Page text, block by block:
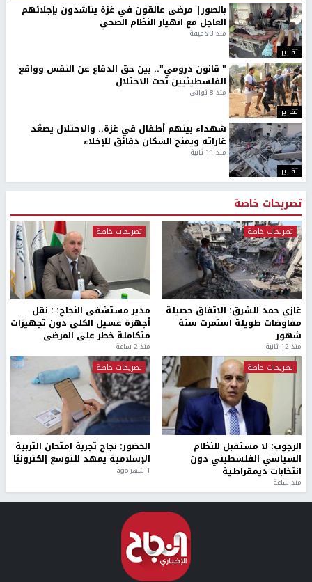
تقارير
بالصور| مرضى عالقون في غزة يناشدون بإجلائهم
العاجل مع انهيار النظام الصحي
منذ 3 دقيقة
تقارير
" قانون درومي".. بين حق الدفاع عن النفس وواقع
الفلسطينيين تحت الاحتلال
منذ 8 ثواني
تقارير
شهداء بينهم أطفال في غزة.. والاحتلال يصعّد
غاراته ويمنح السكان دقائق للإخلاء
منذ 11 ثانية
تصريحات خاصة
تصريحات خاصة
غازي حمد للشرق: الاتفاق حصيلة
مفاوضات طويلة استمرت ستة
شهور
منذ 12 ثانية
تصريحات خاصة
مدير مستشفى النجاح: : نقل
أجهزة غسيل الكلى دون تجهيزات
متكاملة خطر على المرضى
منذ 2 ساعة
تصريحات خاصة
الرجوب: لا مستقبل للنظام
السياسي الفلسطيني دون
انتخابات ديمقراطية
منذ ساعة
تصريحات خاصة
الخضور: نجاح تجربة امتحان التربية
الإسلامية يمهد للتوسع إلكترونيًا
1 شهر ago